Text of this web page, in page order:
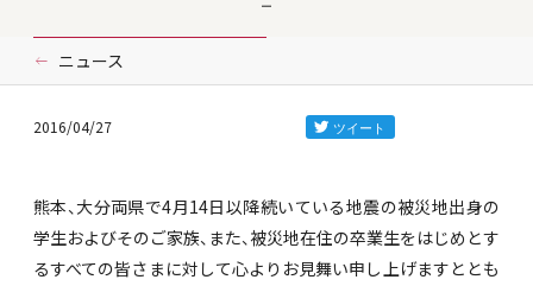
ニュース
2016/04/27
熊本、大分両県で4月14日以降続いている地震の被災地出身の
学生およびそのご家族、また、被災地在住の卒業生をはじめとす
るすべての皆さまに対して心よりお見舞い申し上げますととも